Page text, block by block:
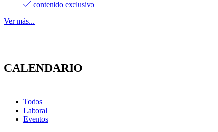
contenido exclusivo
Ver más...
CALENDARIO
Todos
Laboral
Eventos